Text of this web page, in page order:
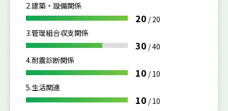
2.建築・設備関係
20 /20
3.管理組合収支関係
30 /40
4.耐震診断関係
10 /10
5.生活関連
10 /10